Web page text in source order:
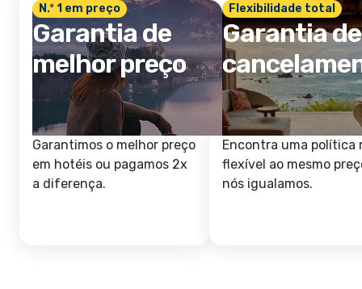
N.º 1 em preço
Garantia de
melhor preço
Garantimos o melhor preço
em hotéis ou pagamos 2x
a diferença.
Flexibilidade total
Garantia de
Encontra uma política
flexível ao mesmo
nós igualamos.